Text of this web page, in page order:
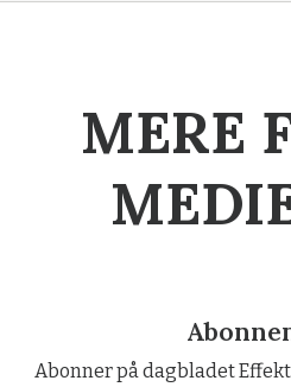
MERE
Abonner på dagbladet